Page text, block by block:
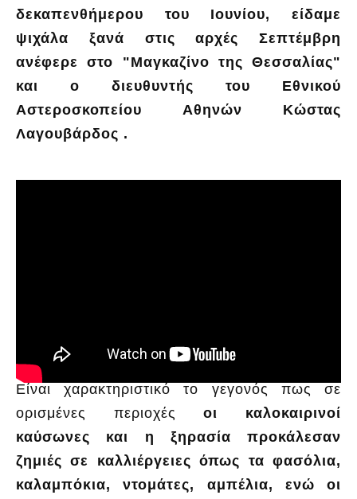
δεκαπενθήμερου του Ιουνίου, είδαμε
ψιχάλα ξανά στις αρχές Σεπτέμβρη
ανέφερε στο "Μαγκαζίνο της Θεσσαλίας"
και ο διευθυντής του Εθνικού
Αστεροσκοπείου Αθηνών Κώστας
Λαγουβάρδος .
Είναι χαρακτηριστικό το γεγονός πως σε
ορισμένες περιοχέςοι καλοκαιρινοί
καύσωνες και η ξηρασία προκάλεσαν
ζημιές σε καλλιέργειες όπως τα φασόλια,
καλαμπόκια, ντομάτες, αμπέλια, ενώ οι